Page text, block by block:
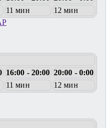
11 мин
12 мин
16:00 - 20:00 20:00 - 0:00
11 мин 12 мин